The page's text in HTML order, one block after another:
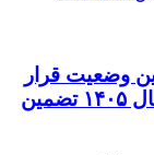
وضعیت قرار
دارد / تأمین گندم و آرد استان تا پایان سال ۱۴۰۵ تضمین